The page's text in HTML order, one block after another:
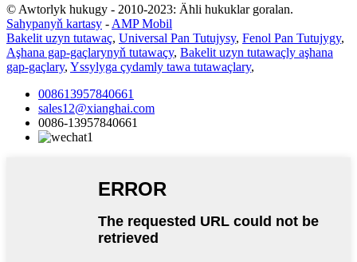
© Awtorlyk hukugy - 2010-2023: Ähli hukuklar goralan.
Sahypanyň kartasy - AMP Mobil
Bakelit uzyn tutawaç, Universal Pan Tutujysy, Fenol Pan Tutujygy,
Aşhana gap-gaçlarynyň tutawaçy, Bakelit uzyn tutawaçly aşhana
gap-gaçlary, Yssylyga çydamly tawa tutawaçlary,
008613957840661
sales12@xianghai.com
0086-13957840661